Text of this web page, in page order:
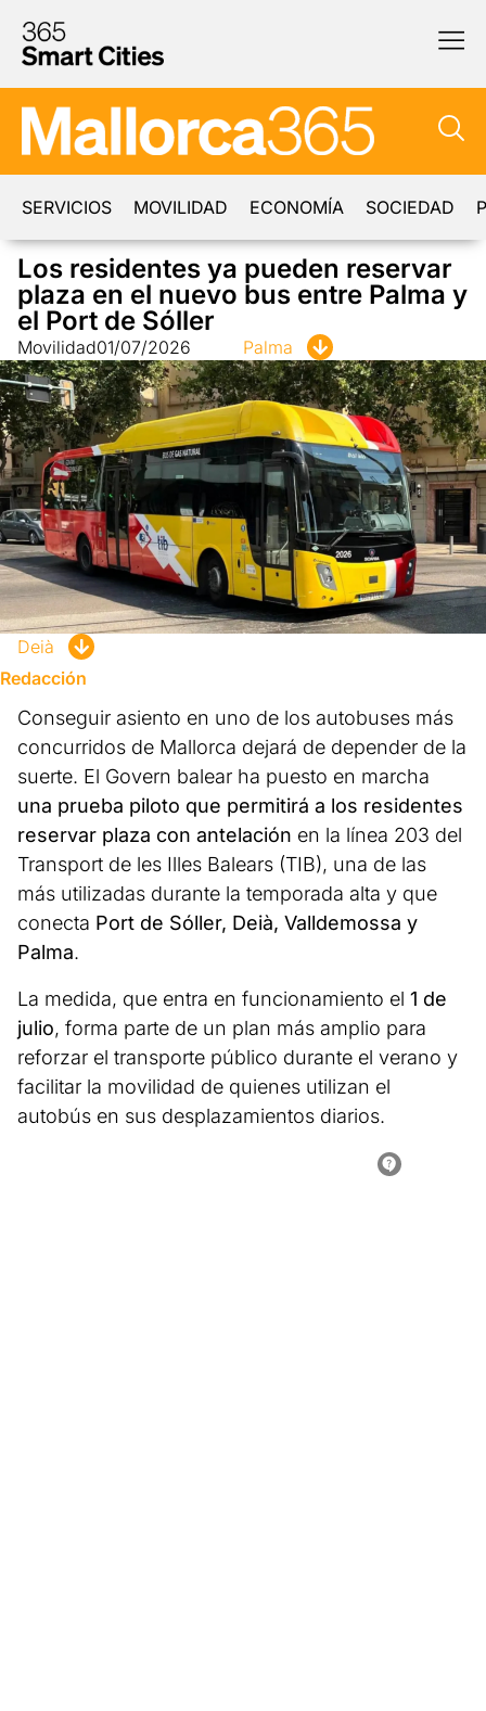
SERVICIOS MOVILIDAD ECONOMÍA SOCIEDAD
Los residentes ya pueden reservar
plaza en el nuevo bus entre Palma y
el Port de Sóller
Movilidad01/07/2026 Palma
Deià
Redacción
Conseguir asiento en uno de los autobuses más
concurridos de Mallorca dejará de depender de la
suerte. El Govern balear ha puesto en marcha
una prueba piloto que permitirá a los residentes
reservar plaza con antelación en la línea 203 del
Transport de les Illes Balears (TIB), una de las
más utilizadas durante la temporada alta y que
conecta Port de Sóller, Deià, Valldemossa y
Palma.
La medida, que entra en funcionamiento el 1 de
julio, forma parte de un plan más amplio para
reforzar el transporte público durante el verano y
facilitar la movilidad de quienes utilizan el
autobús en sus desplazamientos diarios.